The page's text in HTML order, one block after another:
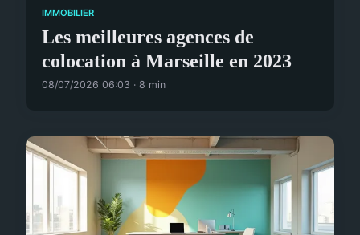
IMMOBILIER
Les meilleures agences de
colocation à Marseille en 2023
08/07/2026 06:03 · 8 min